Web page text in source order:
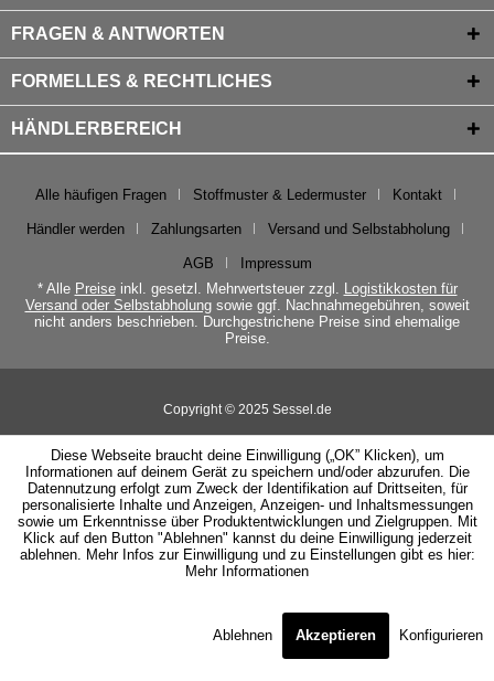
FRAGEN & ANTWORTEN
FORMELLES & RECHTLICHES
HÄNDLERBEREICH
Alle häufigen Fragen Stoffmuster & Ledermuster Kontakt
Händler werden Zahlungsarten Versand und Selbstabholung
AGB
Impressum
* Alle Preiseinkl. gesetzl. Mehrwertsteuer zzgl. Logistikkosten für
Versand oder Selbstabholungsowie ggf. Nachnahmegebühren, soweit
nicht anders beschrieben. Durchgestrichene Preise sind ehemalige
Preise.
Copyright © 2025 Sessel.de
Diese Webseite braucht deine Einwilligung („OK” Klicken), um
Informationen auf deinem Gerät zu speichern und/oder abzurufen. Die
Datennutzung erfolgt zum Zweck der Identifikation auf Drittseiten, für
personalisierte Inhalte und Anzeigen, Anzeigen- und Inhaltsmessungen
sowie um Erkenntnisse über Produktentwicklungen und Zielgruppen. Mit
Klick auf den Button "Ablehnen" kannst du deine Einwilligung jederzeit
ablehnen. Mehr Infos zur Einwilligung und zu Einstellungen gibt es hier:
Mehr Informationen
Ablehnen Akzeptieren Konfigurieren